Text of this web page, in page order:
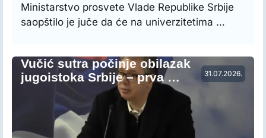
Ministarstvo prosvete Vlade Republike Srbije
saopštilo je juče da će na univerzitetima …
31.07.2026.
Vučić sutra počinje obilazak
jugoistoka Srbije – prva …